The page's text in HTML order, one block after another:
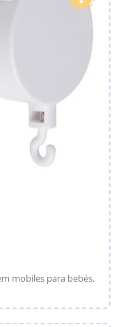
mobiles para bebés.